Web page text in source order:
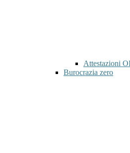
Attestazioni
Burocrazia zero